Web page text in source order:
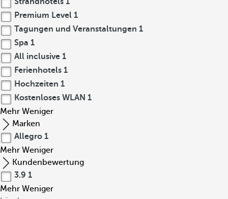
Premium Level 1
Tagungen und Veranstaltungen 1
Spa 1
All inclusive 1
Ferienhotels 1
Hochzeiten 1
Kostenloses WLAN 1
Mehr Weniger
Marken
Allegro 1
Mehr Weniger
Kundenbewertung
3.9 1
Mehr Weniger